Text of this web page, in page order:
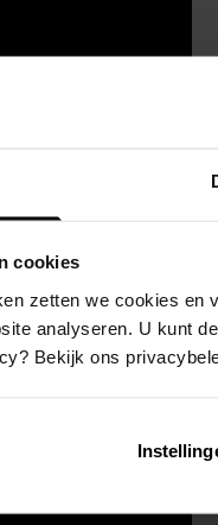
cookies
zetten we cookies
analyseren. U kunt
Bekijk ons